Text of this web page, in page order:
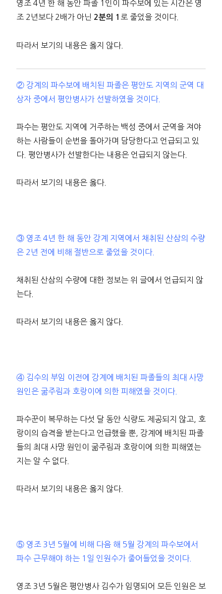
영조 4년 한 해 동안 파졸 1인이 파수보에 있는 시간은 영
조 2년보다 2배가 아닌 2분의 1 로 줄었을 것이다.
따라서 보기의 내용은 옳지 않다.
② 강계의 파수보에 배치된 파졸은 평안도 지역의 군역 대
상자 중에서 평안병사가 선발하였을 것이다.
파수는 평안도 지역에 거주하는 백성 중에서 군역을 져야
하는 사람들이 순번을 돌아가며 담당한다고 언급되고 있
다. 평안병사가 선발한다는 내용은 언급되지 않는다.
따라서 보기의 내용은 옳다.
③ 영조 4년 한 해 동안 강계 지역에서 채취된 산삼의 수량
은 2년 전에 비해 절반으로 줄었을 것이다.
채취된 산삼의 수량에 대한 정보는 위 글에서 언급되지 않
는다.
따라서 보기의 내용은 옳지 않다.
④ 김수의 부임 이전에 강계에 배치된 파졸들의 최대 사망
원인은 굶주림과 호랑이에 의한 피해였을 것이다.
파수꾼이 복무하는 다섯 달 동안 식량도 제공되지 않고, 호
랑이의 습격을 받는다고 언급했을 뿐, 강계에 배치된 파졸
들의 최대 사망 원인이 굶주림과 호랑이에 의한 피해였는
지는 알 수 없다.
따라서 보기의 내용은 옳지 않다.
⑤ 영조 3년 5월에 비해 다음 해 5월 강계의 파수보에서
파수 근무해야 하는 1일 인원수가 줄어들었을 것이다.
영조 3년 5월은 평안병사 김수가 임명되어 모든 인원은 보